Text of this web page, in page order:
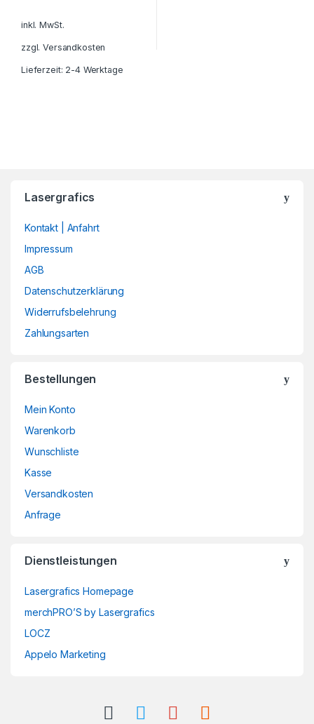
inkl. MwSt.
zzgl.Versandkosten
Lieferzeit: 2-4 Werktage
Lasergrafics
Kontakt | Anfahrt
Impressum
AGB
Datenschutzerklärung
Widerrufsbelehrung
Zahlungsarten
Bestellungen
Mein Konto
Warenkorb
Wunschliste
Kasse
Versandkosten
Anfrage
Dienstleistungen
Lasergrafics Homepage
merchPRO’S by Lasergrafics
LOCZ
Appelo Marketing